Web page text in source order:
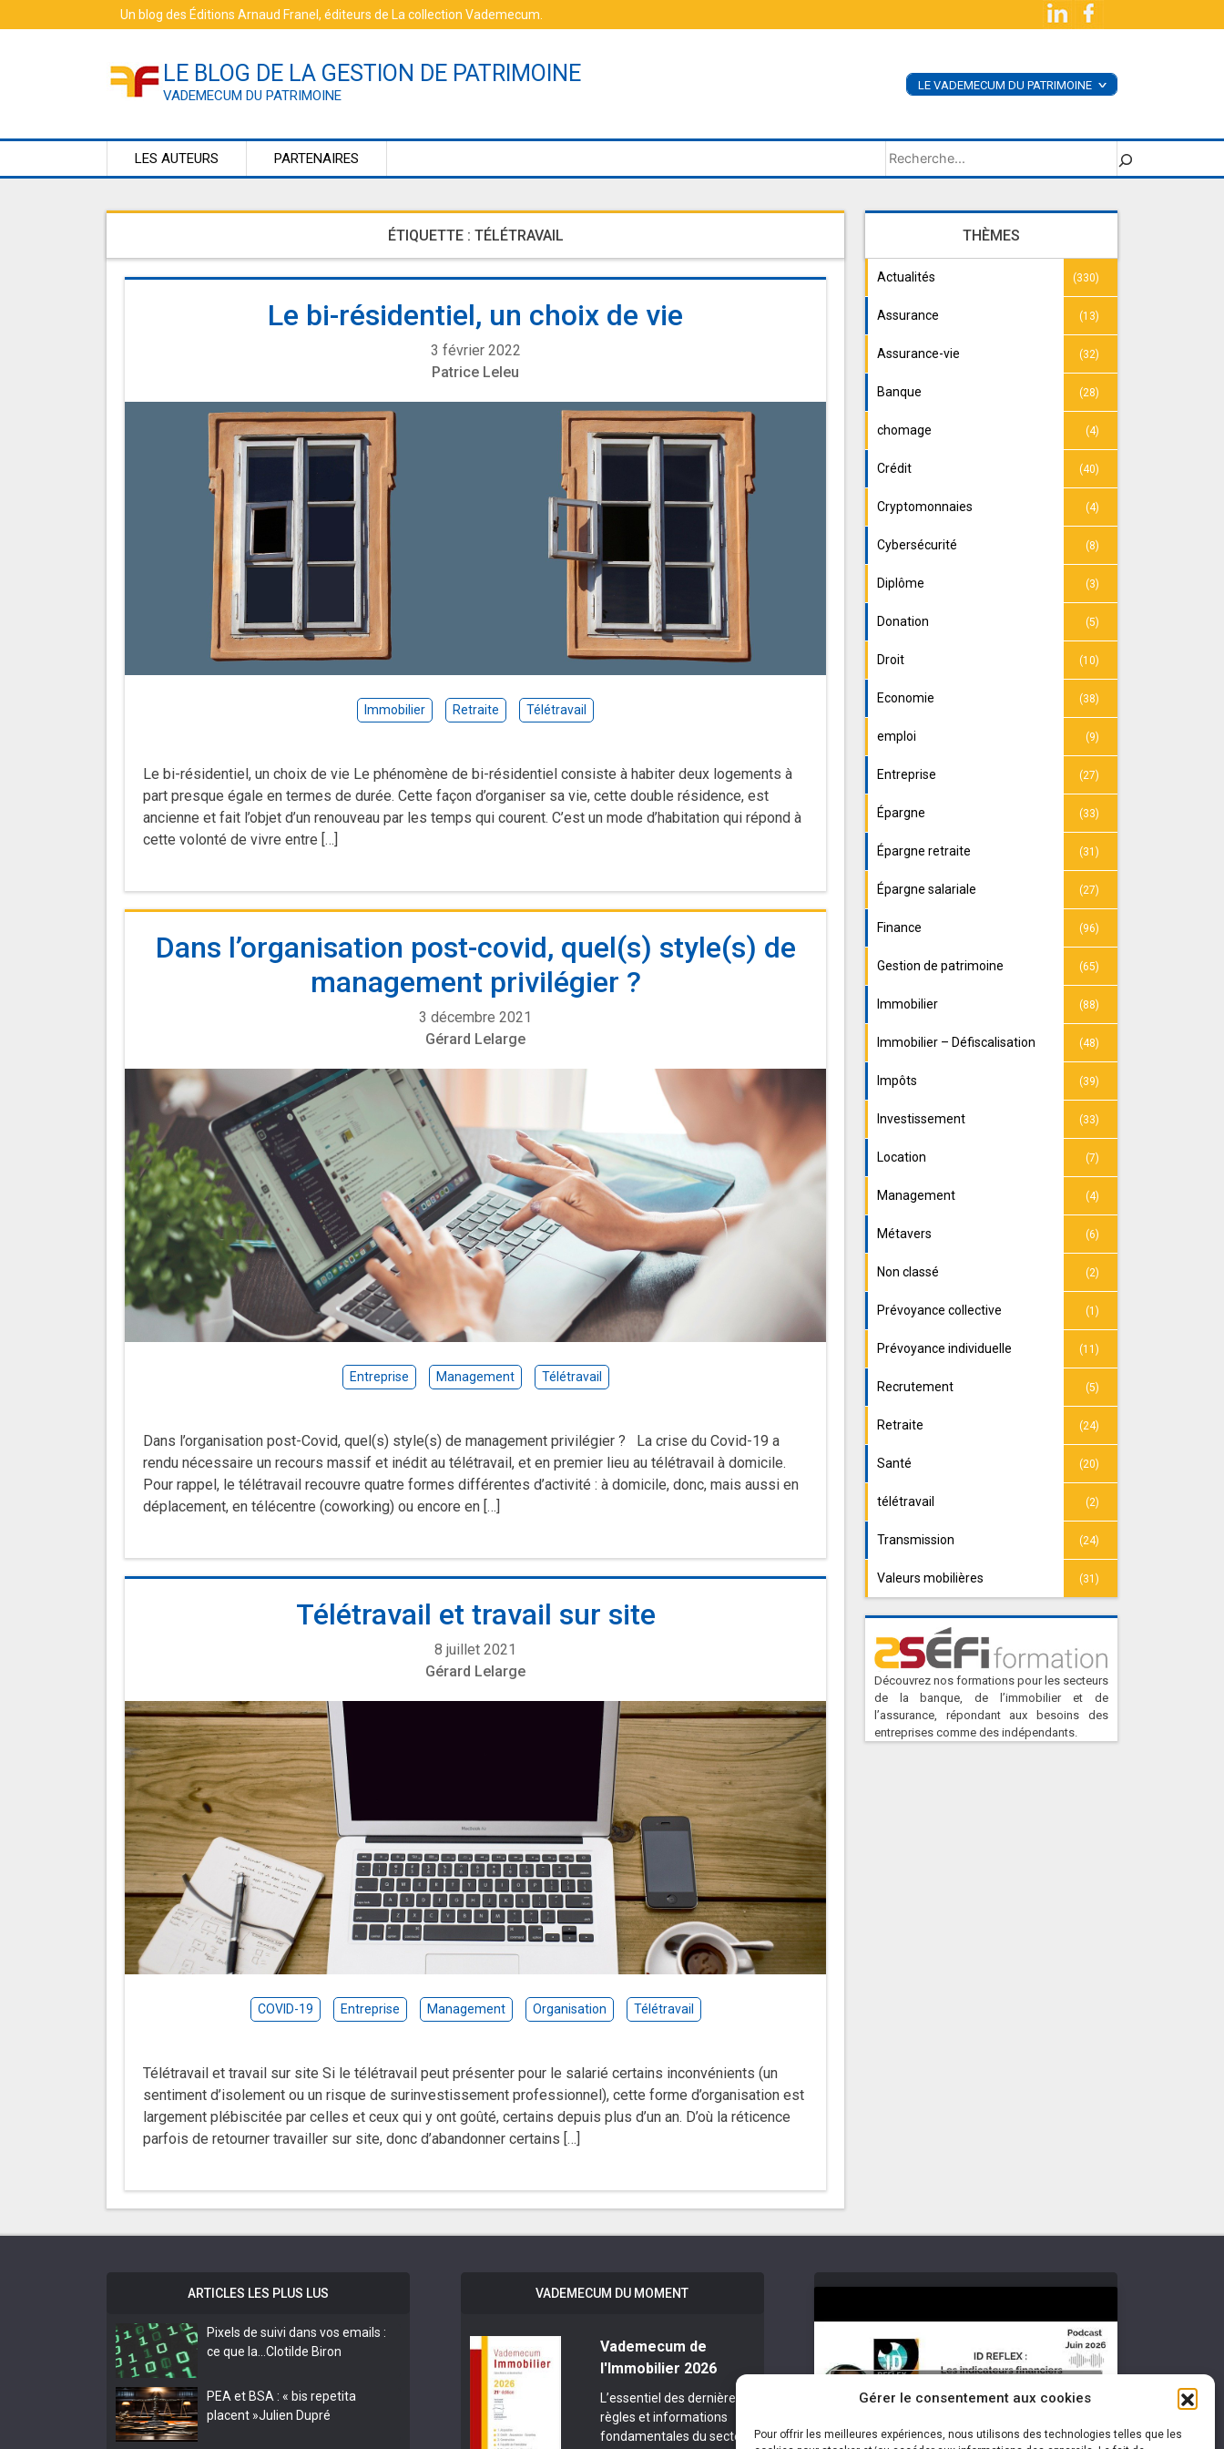
Gérer le consentement aux cookies
Pour offrir les meilleures expériences, nous utilisons des technologies telles que les
to
Un blog des Éditions Arnaud Franel, éditeurs de La collection Vademecum
LE BLOG DE LA GESTION DE PATRIMOINE
VADEMECUM DU PATRIMOINE
LE VADEMECUM DU PATRIMOINE <
LES AUTEURS PARTENAIRES Rechercher
ÉTIQUETTE : TÉLÉTRAVAIL
Le bi-résidentiel, un choix de vie
3 février 2022
Patrice Leleu
Immobilier Retraite Télétravail
Le bi-résidentiel, un choix de vie Le phénomène de bi-résidentiel consiste à habiter deux logements à
part presque égale en termes de durée. Cette façon d’organiser sa vie, cette double résidence, est
ancienne et fait l’objet d’un renouveau par les temps qui courent. C’est un mode d’habitation qui répond à
cette volonté de vivre entre […]
Dans l’organisation post-covid, quel(s) style(s) de
management privilégier ?
3 décembre 2021
Gérard Lelarge
Entreprise Management Télétravail
Dans l’organisation post-Covid, quel(s) style(s) de management privilégier ? La crise du Covid-19 a
rendu nécessaire un recours massif et inédit au télétravail, et en premier lieu au télétravail à domicile.
Pour rappel, le télétravail recouvre quatre formes différentes d’activité : à domicile, donc, mais aussi en
déplacement, en télécentre (coworking) ou encore en […]
Télétravail et travail sur site
8 juillet 2021
Gérard Lelarge
COVID-19 Entreprise Management Organisation Télétravail
Télétravail et travail sur site Si le télétravail peut présenter pour le salarié certains inconvénients (un
sentiment d’isolement ou un risque de surinvestissement professionnel), cette forme d’organisation est
largement plébiscitée par celles et ceux qui y ont goûté, certains depuis plus d’un an. D’où la réticence
parfois de retourner travailler sur site, donc d’abandonner certains […]
THÈMES
Actualités (330)
Assurance (13)
Assurance-vie (32)
Banque (28)
chomage (4)
Crédit (40)
Cryptomonnaies (4)
Cybersécurité (8)
Diplôme (3)
Donation (5)
Droit (10)
Economie (38)
emploi (9)
Entreprise (27)
Épargne (33)
Épargne retraite (31)
Épargne salariale (27)
Finance (96)
Gestion de patrimoine (65)
Immobilier (88)
Immobilier – Défiscalisation (48)
Impôts (39)
Investissement (33)
Location (7)
Management (4)
Métavers (6)
Non classé (2)
Prévoyance collective (1)
Prévoyance individuelle (11)
Recrutement (5)
Retraite (24)
Santé (20)
télétravail (2)
Transmission (24)
Valeurs mobilières (31)
Découvrez nos formations pour les secteurs
de la banque, de l’immobilier et de
l’assurance, répondant aux besoins des
entreprises comme des indépendants.
ARTICLES LES PLUS LUS
Pixels de suivi dans vos emails :
ce que la… Clotilde Biron
PEA et BSA : « bis repetita
placent »Julien Dupré
VADEMECUM DU MOMENT
Vademecum de
l'Immobilier 2026
L’essentiel des dernières
règles et informations
fondamentales du secteur
Cliquez pour accepter les cookies